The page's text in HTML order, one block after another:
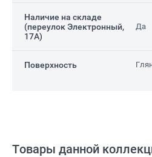
Наличие на складе
(переулок Электронный,
17А)
Да
Поверхность
Товары данной